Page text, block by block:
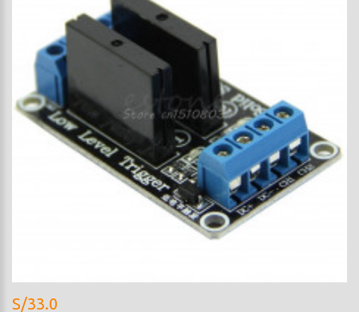
S/33.0